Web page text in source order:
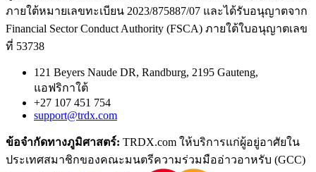
ภายใต้หมายเลขทะเบียน 2023/875887/07 และได้รับอนุญาตจาก
Financial Sector Conduct Authority (FSCA) ภายใต้ใบอนุญาตเลข
ที่ 53738
121 Beyers Naude DR, Randburg, 2195 Gauteng,
แอฟริกาใต้
+27 107 451 754
support@trdx.com
ข้อจํากัดทางภูมิศาสตร์: TRDX.com ให้บริการแก่ผู้อยู่อาศัยใน
ประเทศสมาชิกของคณะมนตรีความร่วมมืออ่าวอาหรับ (GCC)